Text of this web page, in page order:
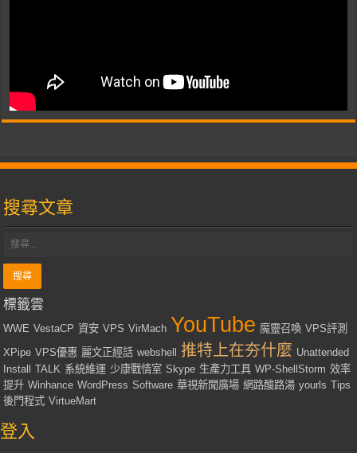
搜尋文章
標籤雲
WWE VestaCP 資安 VPS VirMach YouTube 魔靈召喚 VPS評測
XPipe VPS優惠 麗文正經話 webshell 推特上在夯什麼 Unattended
Install TALK 系統維運 少康戰情室 Skype 生產力工具 WP-ShellStorm 效率
提升 Winhance WordPress Software 華視新聞廣場 網路酸路湯 yourls Tips
後門程式 VirtueMart
登入